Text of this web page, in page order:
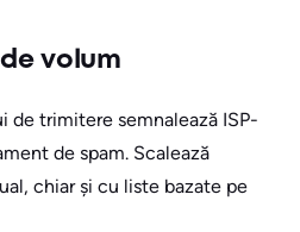
volum
de trimitere semnalează ISP-
de spam. Scalează
chiar și cu liste bazate pe